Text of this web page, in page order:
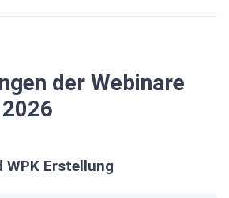
der Webinare
WPK Erstellung